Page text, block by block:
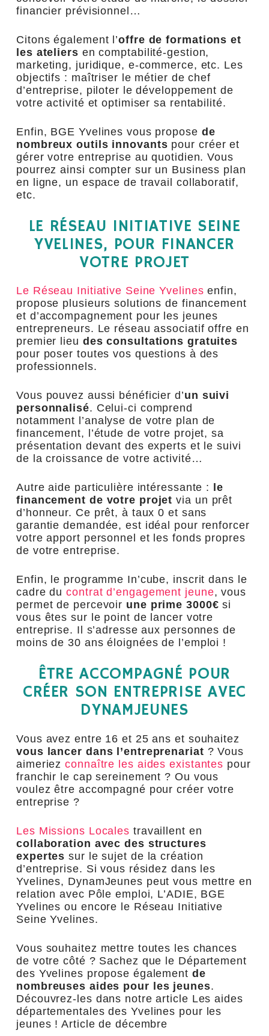
financier prévisionnel…
Citons également l’offre de formations et
les ateliers en comptabilité-gestion,
marketing, juridique, e-commerce, etc. Les
objectifs : maîtriser le métier de chef
d’entreprise, piloter le développement de
votre activité et optimiser sa rentabilité.
Enfin, BGE Yvelines vous propose de
nombreux outils innovants pour créer et
gérer votre entreprise au quotidien. Vous
pourrez ainsi compter sur un Business plan
en ligne, un espace de travail collaboratif,
etc.
LE RÉSEAU INITIATIVE SEINE
YVELINES, POUR FINANCER
VOTRE PROJET
Le Réseau Initiative Seine Yvelines enfin,
propose plusieurs solutions de financement
et d’accompagnement pour les jeunes
entrepreneurs. Le réseau associatif offre en
premier lieu des consultations gratuites
pour poser toutes vos questions à des
professionnels.
Vous pouvez aussi bénéficier d’un suivi
personnalisé. Celui-ci comprend
notamment l’analyse de votre plan de
financement, l’étude de votre projet, sa
présentation devant des experts et le suivi
de la croissance de votre activité…
Autre aide particulière intéressante :
le
financement de votre projet via un prêt
d’honneur. Ce prêt, à taux 0 et sans
garantie demandée, est idéal pour renforcer
votre apport personnel et les fonds propres
de votre entreprise.
Enfin, le programme In’cube, inscrit dans le
cadre ducontrat d’engagement jeune, vous
permet de percevoir une prime 3000€ si
vous êtes sur le point de lancer votre
entreprise. Il s’adresse aux personnes de
moins de 30 ans éloignées de l’emploi !
ÊTRE ACCOMPAGNÉ POUR
CRÉER SON ENTREPRISE AVEC
DYNAMJEUNES
Vous avez entre 16 et 25 ans et souhaitez
vous lancer dans l’entreprenariat ? Vous
aimeriezconnaître les aides existantes pour
franchir le cap sereinement ? Ou vous
voulez être accompagné pour créer votre
entreprise ?
Les Missions Locales travaillent en
collaboration avec des structures
expertes sur le sujet de la création
d’entreprise. Si vous résidez dans les
Yvelines, DynamJeunes peut vous mettre en
relation avec Pôle emploi, L’ADIE, BGE
Yvelines ou encore le Réseau Initiative
Seine Yvelines.
Vous souhaitez mettre toutes les chances
de votre côté ? Sachez que le Département
des Yvelines propose également de
nombreuses aides pour les jeunes.
Découvrez-les dans notre article Les aides
départementales des Yvelines pour les
jeunes ! Article de décembre